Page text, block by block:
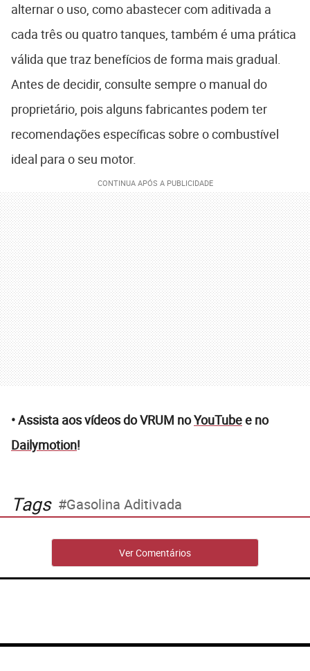
alternar o uso, como abastecer com aditivada a
cada três ou quatro tanques, também é uma prática
válida que traz benefícios de forma mais gradual.
Antes de decidir, consulte sempre o manual do
proprietário, pois alguns fabricantes podem ter
recomendações específicas sobre o combustível
ideal para o seu motor.
• Assista aos vídeos do VRUM noYouTubee no
Dailymotion!
Tags Gasolina Aditivada
Ver Comentários